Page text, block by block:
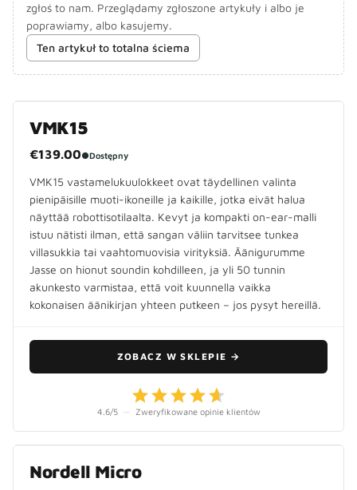
zgłoś to nam. Przeglądamy zgłoszone artykuły i albo je
poprawiamy, albo kasujemy.
Ten artykuł to totalna ściema
VMK15
€139.00●Dostępny
VMK15 vastamelukuulokkeet ovat täydellinen valinta
pienipäisille muoti-ikoneille ja kaikille, jotka eivät halua
näyttää robottisotilaalta. Kevyt ja kompakti on-ear-malli
istuu nätisti ilman, että sangan väliin tarvitsee tunkea
villasukkia tai vaahtomuovisia virityksiä. Äänigurumme
Jasse on hionut soundin kohdilleen, ja yli 50 tunnin
akunkesto varmistaa, että voit kuunnella vaikka
kokonaisen äänikirjan yhteen putkeen – jos pysyt hereillä.
ZOBACZ W SKLEPIE →
4.6/5 — Zweryfikowane opinie klientów
Nordell Micro